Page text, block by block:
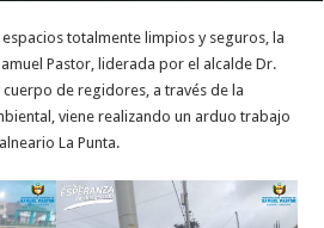
totalmente limpios y seguros, la
Pastor, liderada por el alcalde Dr.
cuerpo de regidores, a través de la
viene realizando un arduo trabajo
La Punta.